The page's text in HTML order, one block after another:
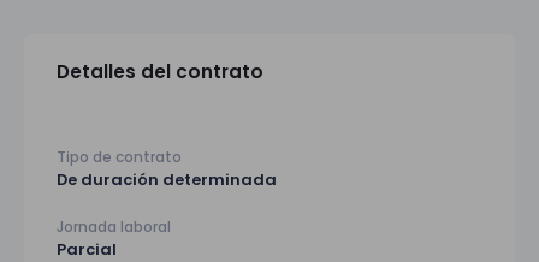
Detalles del contrato
Tipo de contrato
De duración determinada
Jornada laboral
Parcial